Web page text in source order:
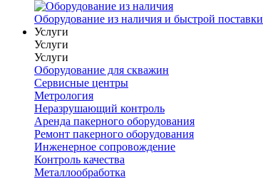
Оборудование из наличия и быстрой поставки
Услуги
Услуги
Услуги
Оборудование для скважин
Сервисные центры
Метрология
Неразрушающий контроль
Аренда пакерного оборудования
Ремонт пакерного оборудования
Инженерное сопровождение
Контроль качества
Металлообработка